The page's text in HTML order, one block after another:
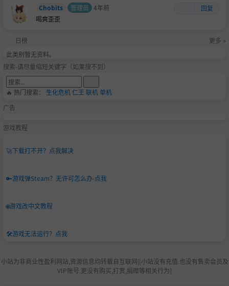
Chobits 管理员 4年前
回复
喝爽歪歪
日榜
更多 »
此类别暂无资料。
搜索-请尽量缩短关键字（如果搜不到）
🔥 热门搜索： 生化危机仁王 联机单机
广告
游戏教程
🚀下载打不开？点我解决
🔑游戏弹Steam？无许可怎么办-点我
🌐游戏改中文教程
🛠️游戏无法运行？点我
小站为非商业性盈利网站,资源信息均转载自互联网|[小站没有充值.也没有售卖会员及
VIP账号.更没有购买,打赏,捐赠等相关行为]